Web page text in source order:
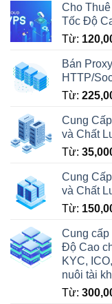
Cho
Tốc Độ
Từ:
Bán
HTTP/
Từ:
Cung
và Chất
Từ:
Cung
và Chất
Từ:
Cung cấp
Độ Cao
KYC,
nuôi tài
Từ: